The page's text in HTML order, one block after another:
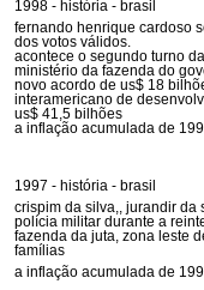
1998 - história - brasil
fernando henrique cardoso
dos votos válidos.
acontece o segundo turno
ministério da fazenda do
novo acordo de us$ 18
interamericano de
us$ 41,5 bilhões
a inflação acumulada de
1997 - história - brasil
crispim da silva,, jurandir da
polícia militar durante a
fazenda da juta, zona leste
famílias
a inflação acumulada de